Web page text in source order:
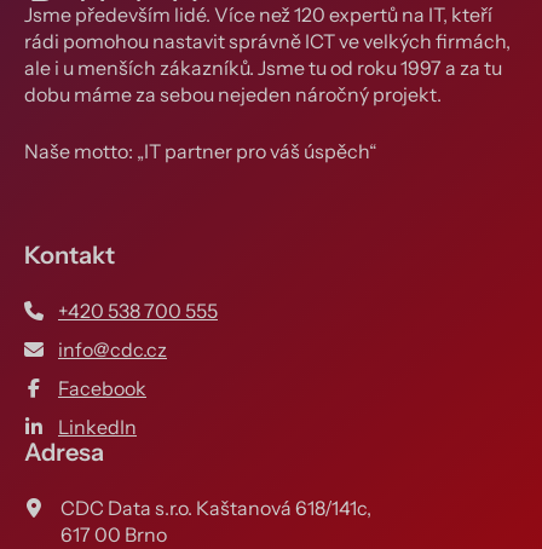
Jsme především lidé. Více než 120 expertů na IT, kteří
rádi pomohou nastavit správně ICT ve velkých firmách,
ale i u menších zákazníků. Jsme tu od roku 1997 a za tu
dobu máme za sebou nejeden náročný projekt.
Naše motto: „IT partner pro váš úspěch“
Kontakt
+420 538 700 555
info@cdc.cz
Facebook
LinkedIn
Adresa
CDC Data s.r.o. Kaštanová 618/141c,
617 00 Brno